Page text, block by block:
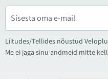
Liitudes/Tellides nõustud
Me ei jaga sinu andmeid mitte